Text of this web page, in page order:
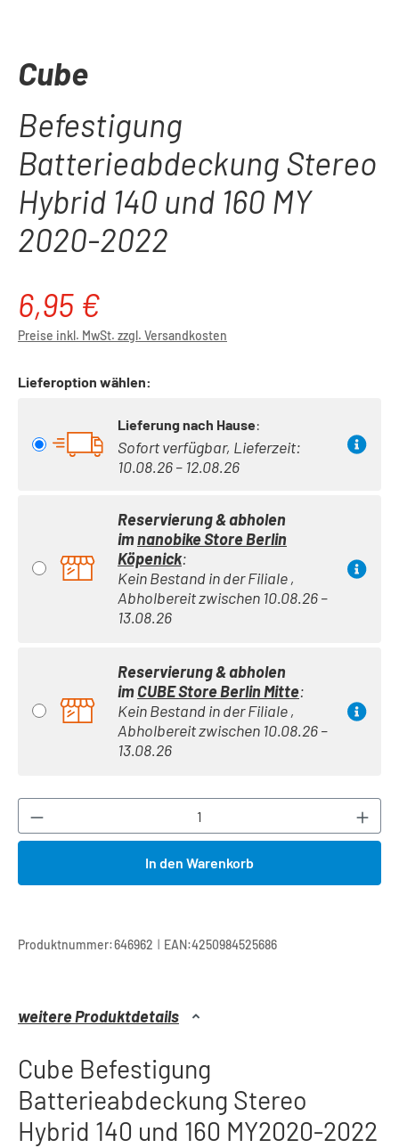
Cube
Befestigung
Batterieabdeckung Stereo
Hybrid 140 und 160 MY
2020-2022
Regulärer Preis:
6,95 €
Preise inkl. MwSt. zzgl. Versandkosten
Lieferoption wählen:
Lieferung nach Hause:
Sofort verfügbar, Lieferzeit:
10.08.26 – 12.08.26
Reservierung & abholen
imnanobike Store Berlin
Köpenick:
Kein Bestand in der Filiale ,
Abholbereit zwischen 10.08.26 –
13.08.26
Reservierung & abholen
imCUBE Store Berlin Mitte:
Kein Bestand in der Filiale ,
Abholbereit zwischen 10.08.26 –
13.08.26
Produkt Anzahl: Gib den gewünschten
In den Warenkorb
Produktnummer:646962 | EAN:4250984525686
weitere Produktdetails
Cube Befestigung
Batterieabdeckung Stereo
Hybrid 140 und 160 MY2020-2022